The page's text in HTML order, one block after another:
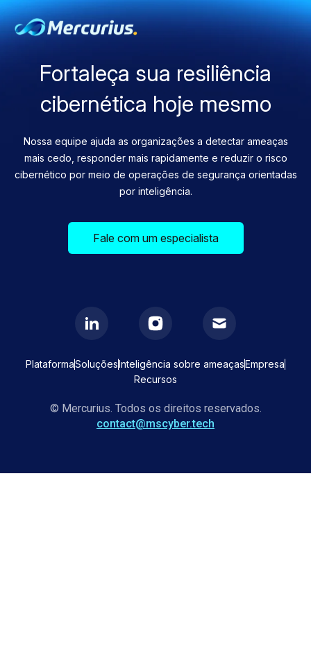
Fortaleça sua resiliência
cibernética hoje mesmo
Nossa equipe ajuda as organizações a detectar ameaças
mais cedo, responder mais rapidamente e reduzir o risco
cibernético por meio de operações de segurança orientadas
por inteligência.
Fale com um especialista
PlataformaSoluçõesInteligência sobre ameaçasEmpresa
Recursos
© Mercurius. Todos os direitos reservados.
contact@mscyber.tech